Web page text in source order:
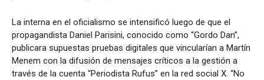
La interna en el oficialismo se intensificó luego de que el
propagandista Daniel Parisini, conocido como “Gordo Dan”,
publicara supuestas pruebas digitales que vincularían a Martín
Menem con la difusión de mensajes críticos a la gestión a
través de la cuenta “Periodista Rufus” en la red social X. “No